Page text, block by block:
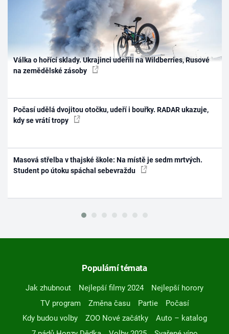
Válka o hořící sklady. Ukrajinci udeřili na Wildberries, Rusové
na zemědělské zásoby
Počasí udělá dvojitou otočku, udeří i bouřky. RADAR ukazuje,
kdy se vrátí tropy
Masová střelba v thajské škole: Na místě je sedm mrtvých.
Student po útoku spáchal sebevraždu
Populární témata
Jak zhubnout Nejlepší filmy 2024
Nejlepší horory
TV program
Změna času Partie
Počasí
Kdy budou volby
ZOO Nové začátky
Auto – katalog